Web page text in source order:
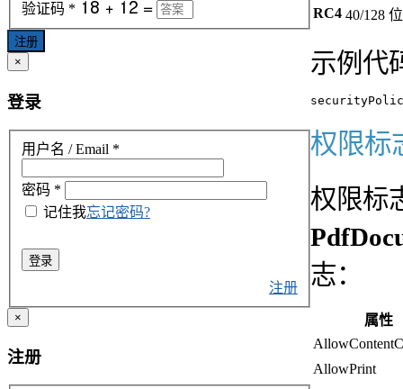
RC4 40/128 位
示例代
权限标
权限标
志：
属性
AllowPrint
验证码 *
注册
×
登录
用户名 / Email *
密码 *
记住我忘记密码?
登录
注册
×
注册